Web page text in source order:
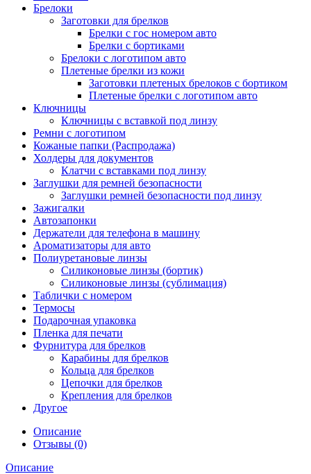
Брелоки
Заготовки для брелков
Брелки с гос номером авто
Брелки с бортиками
Брелоки с логотипом авто
Плетеные брелки из кожи
Заготовки плетеных брелоков с бортиком
Плетеные брелки с логотипом авто
Ключницы
Ключницы с вставкой под линзу
Ремни с логотипом
Кожаные папки (Распродажа)
Холдеры для документов
Клатчи с вставками под линзу
Заглушки для ремней безопасности
Заглушки ремней безопасности под линзу
Зажигалки
Автозапонки
Держатели для телефона в машину
Ароматизаторы для авто
Полиуретановые линзы
Силиконовые линзы (бортик)
Силиконовые линзы (сублимация)
Таблички с номером
Термосы
Подарочная упаковка
Пленка для печати
Фурнитура для брелков
Карабины для брелков
Кольца для брелков
Цепочки для брелков
Крепления для брелков
Другое
Описание
Отзывы (0)
Описание